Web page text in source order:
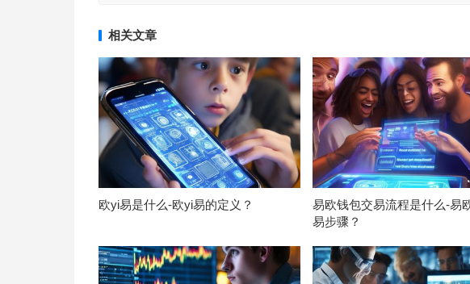
相关文章
欧yi易是什么-欧yi易的定义？
易欧钱包交易流程是什么-易
易步骤？